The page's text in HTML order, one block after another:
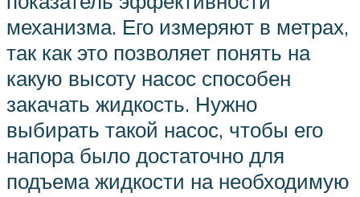
механизма. Его измеряют в метрах,
так как это позволяет понять на
какую высоту насос способен
закачать жидкость. Нужно
выбирать такой насос, чтобы его
напора было достаточно для
подъема жидкости на необходимую